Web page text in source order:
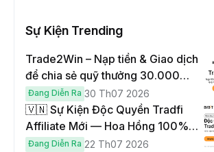
Sự Kiện Trending
Trade2Win – Nạp tiền & Giao dịch
để chia sẻ quỹ thưởng 30.000
USDT
Đang Diễn Ra 30 Th07 2026
🇻🇳 Sự Kiện Độc Quyền Tradfi
Affiliate Mới — Hoa Hồng 100% &
Hoàn Phí Qua Đêm
Đang Diễn Ra 22 Th07 2026